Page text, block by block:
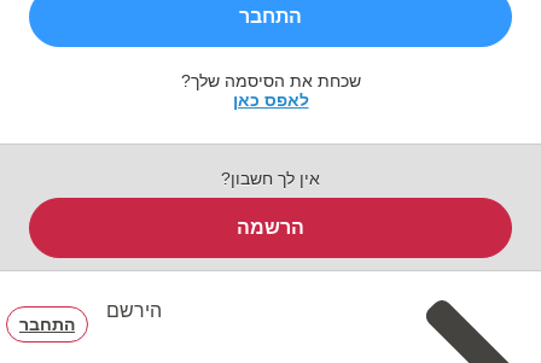
התחבר
שכחת את הסיסמה שלך?
לאפס כאן
אין לך חשבון?
הרשמה
הירשם
התחבר